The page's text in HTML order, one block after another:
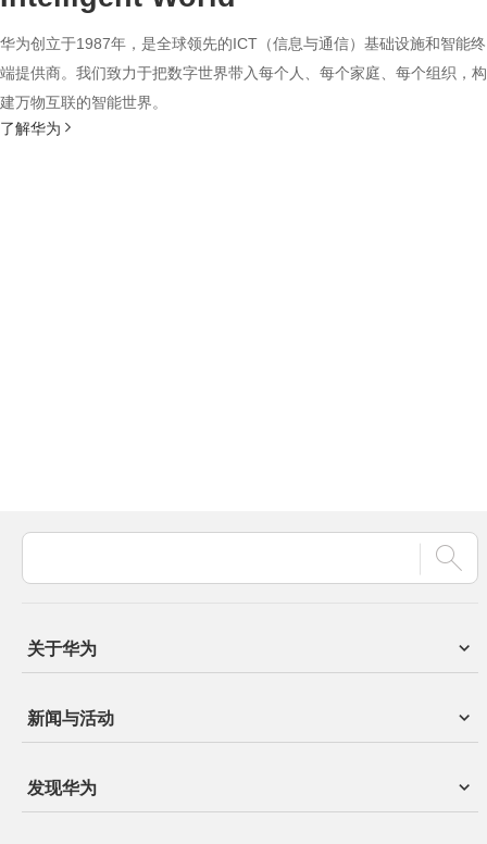
华为创立于1987年，是全球领先的ICT（信息与通信）基础设施和智能终
端提供商。我们致力于把数字世界带入每个人、每个家庭、每个组织，构
建万物互联的智能世界。
了解华为
关于华为
新闻与活动
发现华为